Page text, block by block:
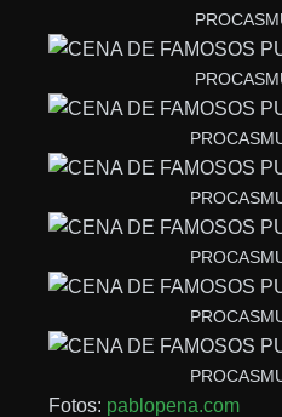
Fotos: pablopena.com